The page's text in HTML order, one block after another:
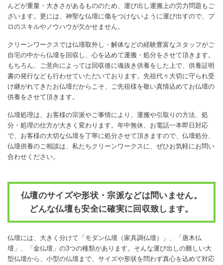
んどが重量・大きさがあるもののため、運び出し運搬上の労力問題もご
ざいます。更には、神聖な仏壇に傷をつけないように運び出すので、プ
ロのスキルやノウハウが欠かせません。
クリーンワークスでは仏壇取外し・解体などの経験豊富なスタッフがご
自宅の中から仏壇を回収し、心を込めて運搬・処分をさせて頂きます。
もちろん、ご意向によっては回収後に魂抜き供養をした上で、供養証明
書の発行なども行わせていただいております。先祖代々大切に守られ受
け継がれてきたお仏壇だからこそ、ご先祖様を敬い真情込めてお仏壇の
供養をさせて頂きます。
仏壇処理は、お客様の宗派やご事情により、運搬や引取りの方法、処
分・処理の仕方が大きく変わります。年中無休、お電話一本即日対応
で、お客様の大切な仏壇を丁寧に処分させて頂きますので、仏壇処分、
仏壇供養のご相談は、私たちクリーンワークスに、ぜひお気軽にお問い
合わせください。
仏壇のサイズや形状・宗派などは問いません。
どんな仏壇も安全に確実に回収致します。
仏壇には、大きく分けて「モダン仏壇（家具調仏壇）」、「唐木仏
壇」、「金仏壇」の3つの種類があります。そんな運び出しの難しい大
型仏壇から、小型の仏壇まで、サイズや形状を問わず真心を込めて対応